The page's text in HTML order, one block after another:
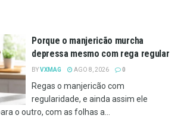
Porque o manjericão murcha
depressa mesmo com rega regular
BYVXMAG AGO 8, 2026 0
Regas o manjericão com
regularidade, e ainda assim ele
o outro, com as folhas a...